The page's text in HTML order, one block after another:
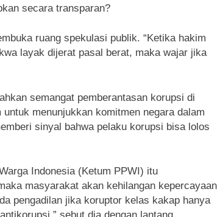
secara transparan?
ruang spekulasi publik. “Ketika hakim
layak dijerat pasal berat, maka wajar jika
semangat pemberantasan korupsi di
menunjukkan komitmen negara dalam
sinyal bahwa pelaku korupsi bisa lolos
Indonesia (Ketum PPWI) itu
masyarakat akan kehilangan kepercayaan
pengadilan jika koruptor kelas kakap hanya